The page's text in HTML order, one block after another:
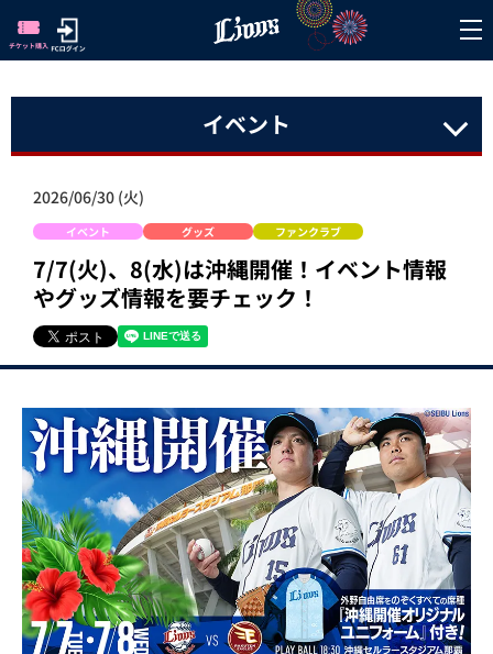
イベント
2026/06/30 (火)
イベント グッズ ファンクラブ
7/7(火)、8(水)は沖縄開催！イベント情報
やグッズ情報を要チェック！